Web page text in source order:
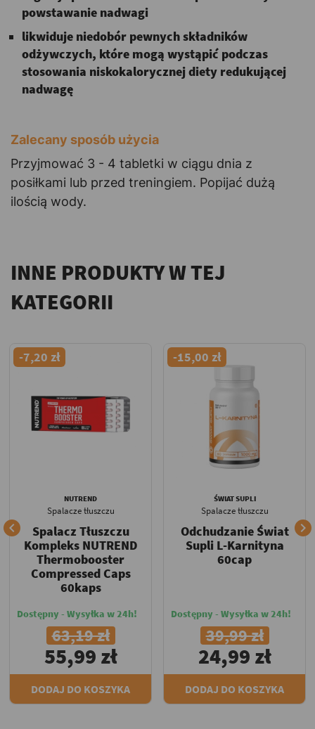
powstawanie nadwagi
likwiduje niedobór pewnych składników
odżywczych, które mogą wystąpić podczas
stosowania niskokalorycznej diety redukującej
nadwagę
Zalecany sposób użycia
Przyjmować 3 - 4 tabletki w ciągu dnia z
posiłkami lub przed treningiem. Popijać dużą
ilością wody.
INNE PRODUKTY W TEJ
KATEGORII

-7,20 zł
NUTREND
Spalacze tłuszczu
Spalacz Tłuszczu
Kompleks NUTREND
Thermobooster
Compressed Caps
60kaps
Dostępny - Wysyłka w 24h!
63,19 zł
55,99 zł
DODAJ DO KOSZYKA
-15,00 zł
ŚWIAT SUPLI
Spalacze tłuszczu
Odchudzanie Świat
Supli L-Karnityna
60cap
Dostępny - Wysyłka w 24h!
39,99 zł
24,99 zł
DODAJ DO KOSZYKA
